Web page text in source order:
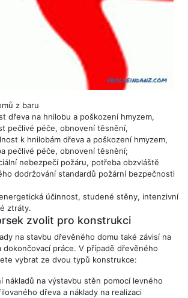
z baru
dřeva na hnilobu a poškození hmyzem,
pečlivé péče, obnovení těsnění,
k hnilobám dřeva a poškození hmyzem,
pečlivé péče, obnovení těsnění;
nebezpečí požáru, potřeba obzvláště
dodržování standardů požární bezpečnosti
účinnost, studené stěny, intenzivní
ztráty.
zvolit pro konstrukci
na stavbu dřevěného domu také závisí na
dokončovací práce. V případě dřevěného
vybrat ze dvou typů konstrukce:
nákladů na výstavbu stěn pomocí levného
dřeva a náklady na realizaci